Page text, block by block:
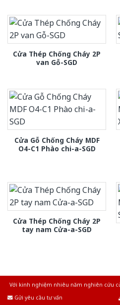
Cửa Thép Chống Cháy 2P
van Gỗ-SGD
Cửa Gỗ Chống Cháy MDF
O4-C1 Phào chi-a-SGD
Cửa Thép Chống Cháy 2P
tay nam Cửa-a-SGD
Với kinh nghiệm nhiêu năm nghiên cứu
Gửi yêu cầu tư vấn